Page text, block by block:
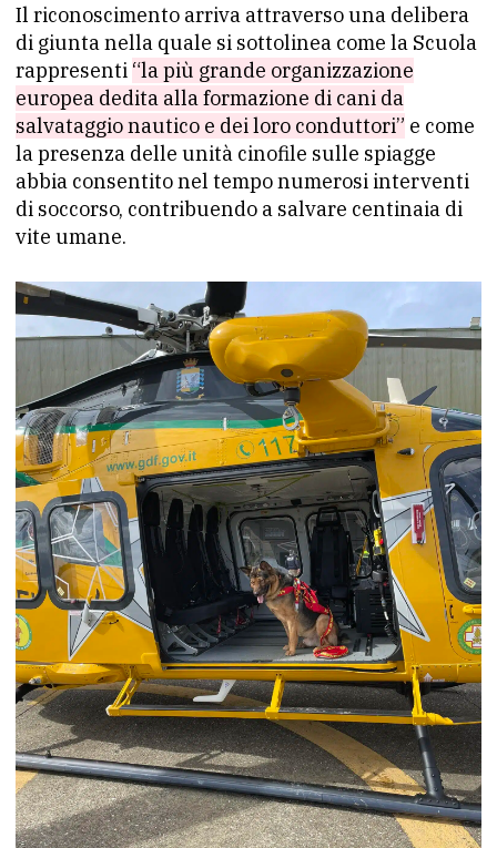
Il riconoscimento arriva attraverso una delibera
di giunta nella quale si sottolinea come la Scuola
rappresenti “la più grande organizzazione
europea dedita alla formazione di cani da
salvataggio nautico e dei loro conduttori” e come
la presenza delle unità cinofile sulle spiagge
abbia consentito nel tempo numerosi interventi
di soccorso, contribuendo a salvare centinaia di
vite umane.